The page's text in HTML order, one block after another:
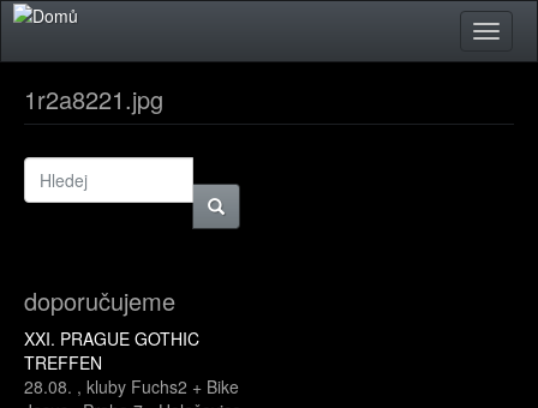
Přejít k hlavnímu obsahu
Toggle
1r2a8221.jpg
doporučujeme
XXI. PRAGUE GOTHIC
TREFFEN
28.08. , kluby Fuchs2 + Bike